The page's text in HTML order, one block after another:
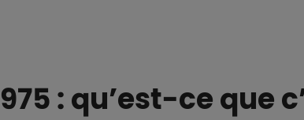
: qu’est-ce que